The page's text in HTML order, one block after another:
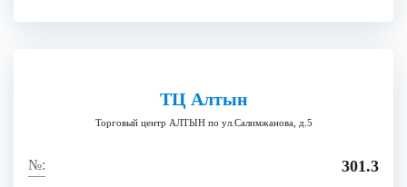
ТЦ Алтын
Торговый центр АЛТЫН по ул.Салимжанова, д.5
301.3